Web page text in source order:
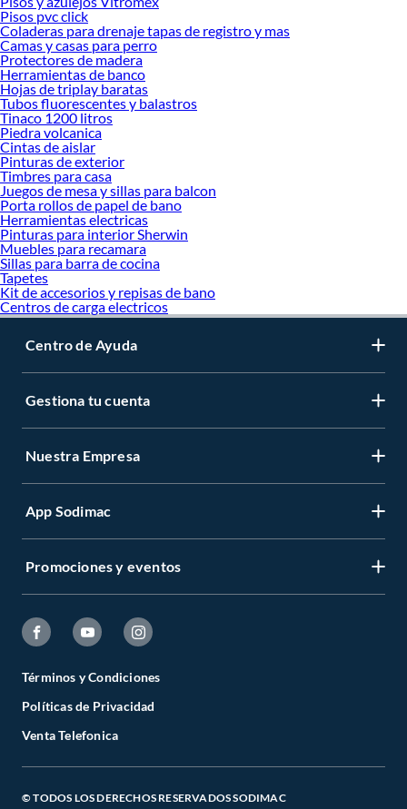
Pisos pvc click
Coladeras para drenaje tapas de registro y mas
Camas y casas para perro
Protectores de madera
Herramientas de banco
Hojas de triplay baratas
Tubos fluorescentes y balastros
Tinaco 1200 litros
Piedra volcanica
Cintas de aislar
Pinturas de exterior
Timbres para casa
Juegos de mesa y sillas para balcon
Porta rollos de papel de bano
Herramientas electricas
Pinturas para interior Sherwin
Muebles para recamara
Sillas para barra de cocina
Tapetes
Kit de accesorios y repisas de bano
Centros de carga electricos
Centro de Ayuda
Gestiona tu cuenta
Nuestra Empresa
App Sodimac
Promociones y eventos
Términos y Condiciones
Políticas de Privacidad
Venta Telefonica
© TODOS LOS DERECHOS RESERVADOS SODIMAC